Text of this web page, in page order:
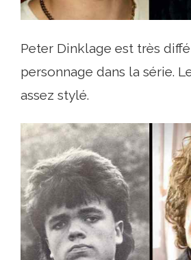
Peter Dinklage est très
personnage dans la série.
assez stylé.